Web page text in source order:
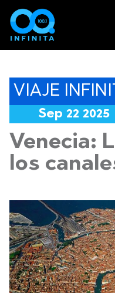
VIAJE
Sep 22 2025
Venecia:
los